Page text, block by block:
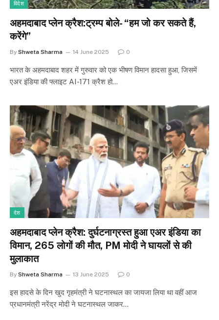
विदेश
अहमदाबाद प्लेन क्रैश:ट्रम्प बोले- “हम जो कर सकते हैं,
करेंगे”
By Shweta Sharma 14 June 2025 0
भारत के अहमदाबाद शहर में गुरुवार को एक भीषण विमान हादसा हुआ, जिसमें
एअर इंडिया की फ्लाइट AI-171 क्रैश हो…
देश
अहमदाबाद प्लेन क्रैश: दुर्घटनाग्रस्त हुआ एअर इंडिया का
विमान, 265 लोगों की मौत, PM मोदी ने घायलों से की
मुलाकात
By Shweta Sharma 13 June 2025 0
इस हादसे के दिन खुद गृहमंत्री ने घटनास्थल का जायजा लिया था वहीं आज
प्रधानमंत्री नरेंद्र मोदी ने घटनास्थल जाकर…